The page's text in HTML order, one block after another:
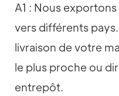
A1 : Nous
vers différents
livraison de votre
le plus proche ou
entrepôt.